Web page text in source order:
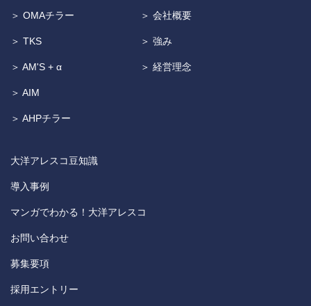
＞ OMAチラー
＞ TKS
＞ AM'S + α
＞ AIM
＞ AHPチラー
＞ 会社概要
＞ 強み
＞ 経営理念
大洋アレスコ豆知識
導入事例
マンガでわかる！大洋アレスコ
お問い合わせ
募集要項
採用エントリー